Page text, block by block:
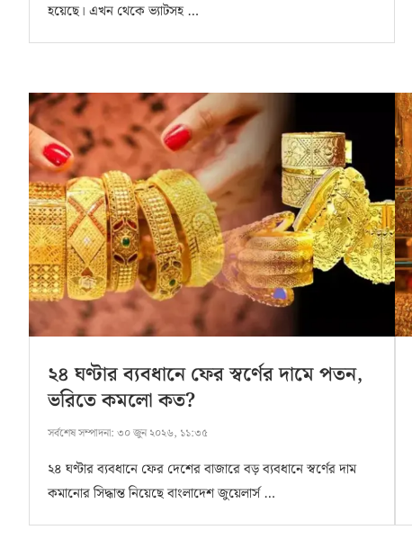
হয়েছে। এখন থেকে ভ্যাটসহ …
২৪ ঘণ্টার ব্যবধানে ফের স্বর্ণের দামে পতন,
ভরিতে কমলো কত?
সর্বশেষ সম্পাদনা: ৩০ জুন ২০২৬, ১১:৩৫
২৪ ঘণ্টার ব্যবধানে ফের দেশের বাজারে বড় ব্যবধানে স্বর্ণের দাম
কমানোর সিদ্ধান্ত নিয়েছে বাংলাদেশ জুয়েলার্স …